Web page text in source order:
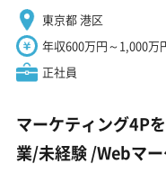
東京都 港区
年収600万円～1,000万
正社員
マーケティング4P
業/未経験 ️/Webマ